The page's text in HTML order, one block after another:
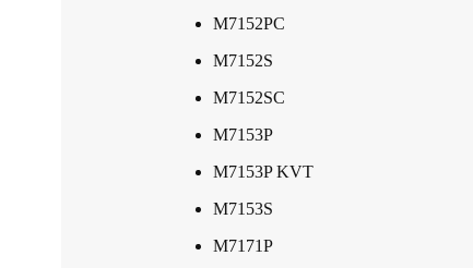
M7152PC
M7152S
M7152SC
M7153P
M7153P KVT
M7153S
M7171P